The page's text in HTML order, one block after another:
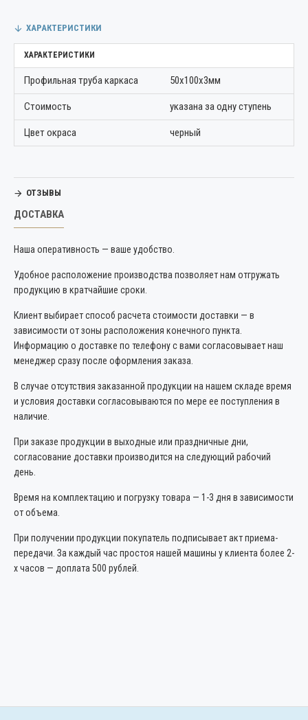
ХАРАКТЕРИСТИКИ
ХАРАКТЕРИСТИКИ
Профильная труба каркаса 50х100х3мм
Стоимость указана за одну ступень
Цвет окраса черный
ОТЗЫВЫ
ДОСТАВКА
Наша оперативность — ваше удобство.
Удобное расположение производства позволяет нам отгружать
продукцию в кратчайшие сроки.
Клиент выбирает способ расчета стоимости доставки — в
зависимости от зоны расположения конечного пункта.
Информацию о доставке по телефону с вами согласовывает наш
менеджер сразу после оформления заказа.
В случае отсутствия заказанной продукции на нашем складе время
и условия доставки согласовываются по мере ее поступления в
наличие.
При заказе продукции в выходные или праздничные дни,
согласование доставки производится на следующий рабочий
день.
Время на комплектацию и погрузку товара — 1-3 дня в зависимости
от объема.
При получении продукции покупатель подписывает акт приема-
передачи. За каждый час простоя нашей машины у клиента более 2-
х часов — доплата 500 рублей.